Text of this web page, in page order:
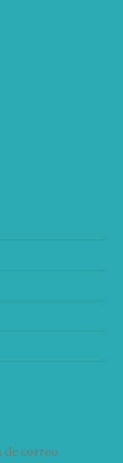
de correo